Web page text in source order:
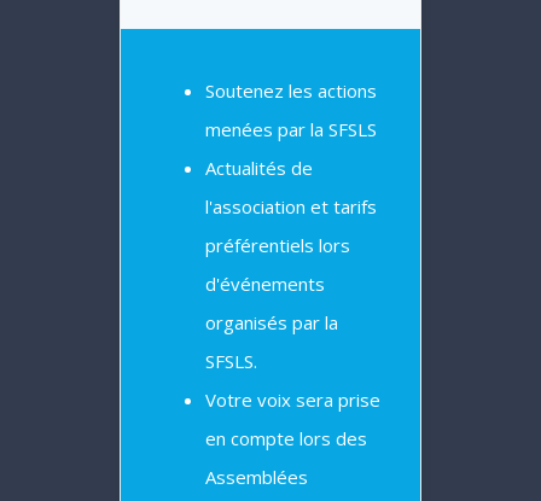
Soutenez les actions
menées par la SFSLS
Actualités de
l'association et tarifs
préférentiels lors
d'événements
organisés par la
SFSLS.
Votre voix sera prise
en compte lors des
Assemblées